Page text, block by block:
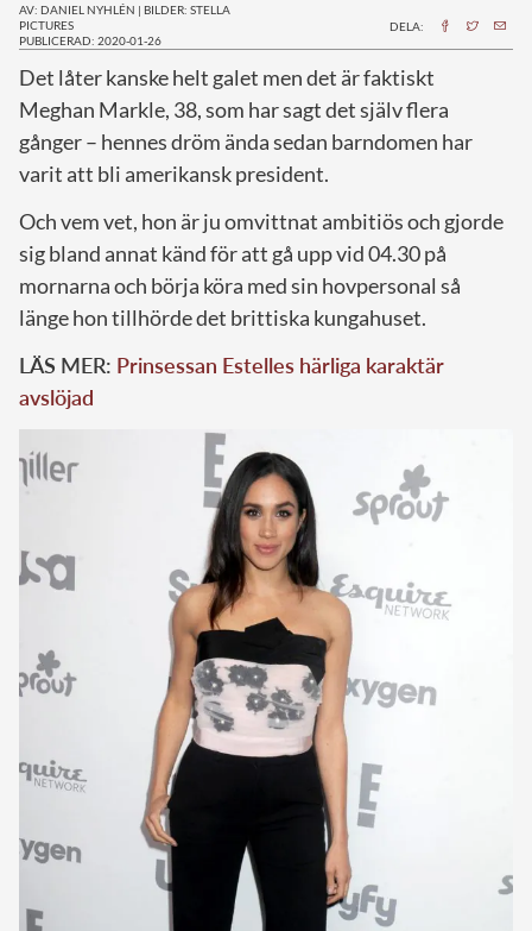
AV: DANIEL NYHLÉN | BILDER: STELLA
PICTURES
PUBLICERAD: 2020-01-26
DELA:
Det låter kanske helt galet men det är faktiskt
Meghan Markle, 38, som har sagt det själv flera
gånger – hennes dröm ända sedan barndomen har
varit att bli amerikansk president.
Och vem vet, hon är ju omvittnat ambitiös och gjorde
sig bland annat känd för att gå upp vid 04.30 på
mornarna och börja köra med sin hovpersonal så
länge hon tillhörde det brittiska kungahuset.
LÄS MER: Prinsessan Estelles härliga karaktär
avslöjad